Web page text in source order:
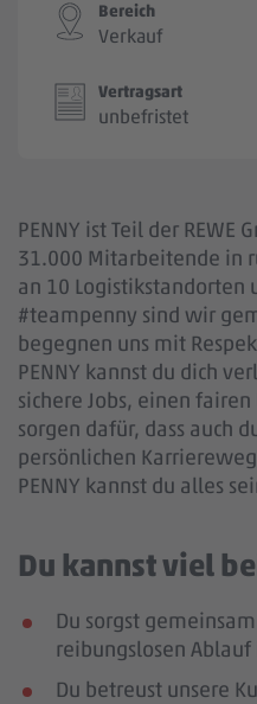
Bereich
Verkauf
Vertragsart
unbefristet
PENNY ist Teil der
31.000 Mitarbeitende in
an 10 Logistikstandorten
#teampenny sind wir
begegnen uns mit
PENNY kannst du dich
sichere Jobs, einen
sorgen dafür, dass auch
persönlichen
PENNY kannst du alles
Du kannst viel
Du sorgst
reibungslosen
Du betreust unsere